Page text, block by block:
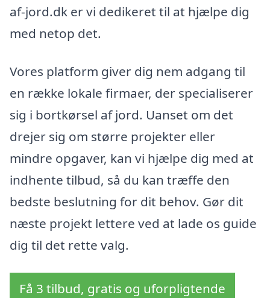
af-jord.dk er vi dedikeret til at hjælpe dig
med netop det.
Vores platform giver dig nem adgang til
en række lokale firmaer, der specialiserer
sig i bortkørsel af jord. Uanset om det
drejer sig om større projekter eller
mindre opgaver, kan vi hjælpe dig med at
indhente tilbud, så du kan træffe den
bedste beslutning for dit behov. Gør dit
næste projekt lettere ved at lade os guide
dig til det rette valg.
Få 3 tilbud, gratis og uforpligtende